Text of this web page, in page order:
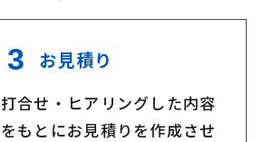
お見積り
打合せ・ヒアリングした内容
をもとにお見積りを作成させ